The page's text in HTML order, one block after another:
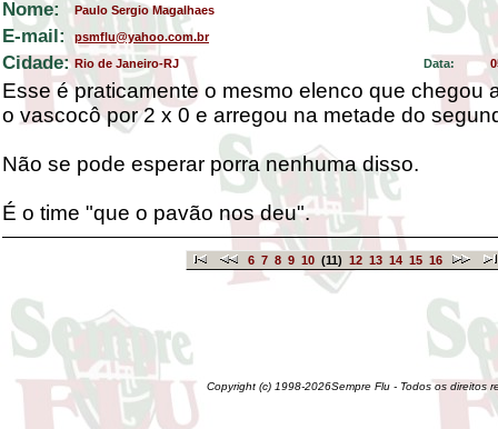
Nome: Paulo Sergio Magalhaes
E-mail: psmflu@yahoo.com.br
Cidade: Rio de Janeiro-RJ Data:
Esse é praticamente o mesmo elenco que chegou
o vascocô por 2 x 0 e arregou na metade do
Não se pode esperar porra nenhuma disso.
É o time "que o pavão nos deu".
6 7 8 9 10 (11) 12 13 14 15 16
Copyright (c) 1998-2026Sempre Flu - Todos os direitos